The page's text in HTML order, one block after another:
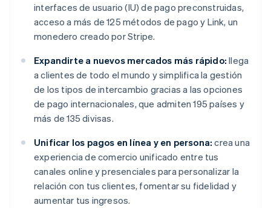
interfaces de usuario (IU) de pago preconstruidas,
acceso a más de 125 métodos de pago y Link, un
monedero creado por Stripe.
Expandirte a nuevos mercados más rápido: llega
a clientes de todo el mundo y simplifica la gestión
de los tipos de intercambio gracias a las opciones
de pago internacionales, que admiten 195 países y
más de 135 divisas.
Unificar los pagos en línea y en persona: crea una
experiencia de comercio unificado entre tus
canales online y presenciales para personalizar la
relación con tus clientes, fomentar su fidelidad y
aumentar tus ingresos.